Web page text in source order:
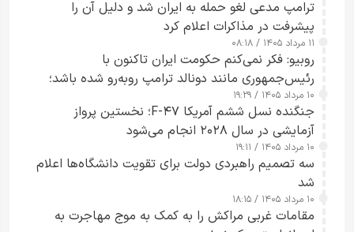
ترامپ مدعی لغو حمله به ایران شد و دلیل آن را
پیشرفت در مذاکرات اعلام کرد
۱۱ مرداد ۱۴۰۵ / ۰۸:۱۸
روبیو: فکر نمی‌کنم حکومت ایران تاکنون با
رئیس‌جمهوری مانند دونالد ترامپ روبه‌رو شده باشد؛
کسی که واقعاً دست به اقدام می‌زند
۱۰ مرداد ۱۴۰۵ / ۱۹:۲۹
جنگنده نسل ششم آمریکا F-۴۷؛ نخستین پرواز
آزمایشی در سال ۲۰۲۸ انجام می‌شود
۱۰ مرداد ۱۴۰۵ / ۱۹:۱۱
سه تصمیم راهبردی دولت برای تقویت دانشگاه‌ها اعلام
شد
۱۰ مرداد ۱۴۰۵ / ۱۸:۱۵
مقامات غربی مراکش را به کمک به موج مهاجرت به